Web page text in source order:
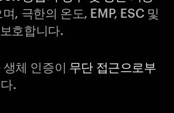
, 극한의 온도, EMP, ESC 및
호합니다.
체 인증이 무단 접근으로부
.